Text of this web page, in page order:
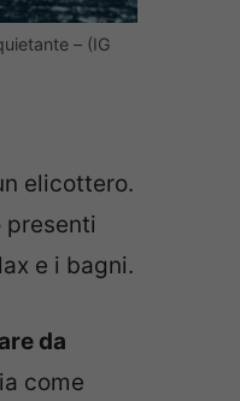
– (IG
elicottero.
presenti
e i bagni.
da
come